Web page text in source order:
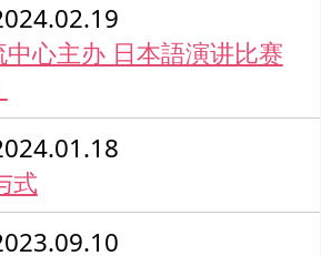
心主办 日本語演讲比赛
式